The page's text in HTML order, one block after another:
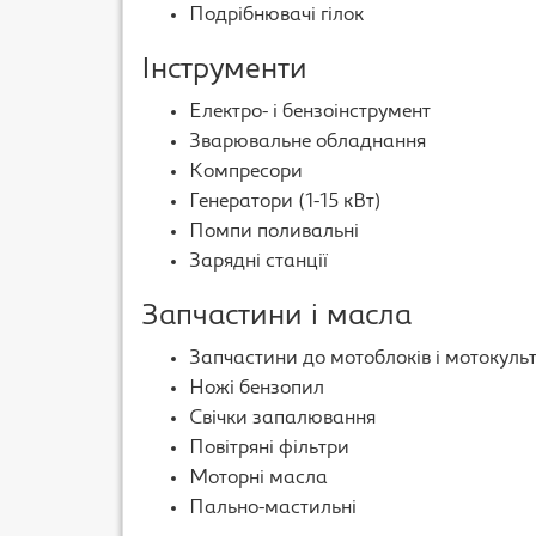
Подрібнювачі гілок
Інструменти
Електро- і бензоінструмент
Зварювальне обладнання
Компресори
Генератори (1-15 кВт)
Помпи поливальні
Зарядні станції
Запчастини і масла
Запчастини до мотоблоків і
Ножі бензопил
Свічки запалювання
Повітряні фільтри
Моторні масла
Пально-мастильні